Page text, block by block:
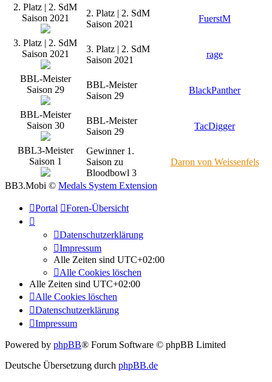
2. Platz | 2. SdM
Saison 2021
2. Platz | 2. SdM
Saison 2021
FuerstM
3. Platz | 2. SdM
Saison 2021
3. Platz | 2. SdM
Saison 2021
rage
BBL-Meister
Saison 29
BBL-Meister
Saison 29
BlackPanther
BBL-Meister
Saison 30
BBL-Meister
Saison 29
TacDigger
BBL3-Meister
Saison 1
Gewinner 1.
Saison zu
Bloodbowl 3
Daron von Weissenfels
BB3.Mobi © Medals System Extension
Portal Foren-Übersicht
Datenschutzerklärung
Impressum
Alle Zeiten sind UTC+02:00
Alle Cookies löschen
Alle Zeiten sind UTC+02:00
Alle Cookies löschen
Datenschutzerklärung
Impressum
Powered by phpBB® Forum Software © phpBB Limited
Deutsche Übersetzung durch phpBB.de